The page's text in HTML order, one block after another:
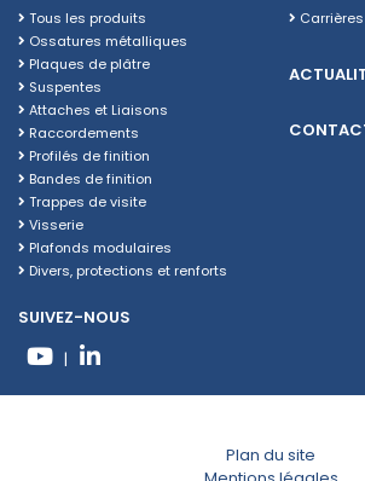
Tous les produits
Ossatures métalliques
Plaques de plâtre
Suspentes
Attaches et Liaisons
Raccordements
Profilés de finition
Bandes de finition
Trappes de visite
Visserie
Plafonds modulaires
Divers, protections et renforts
Carrières
SUIVEZ-NOUS
|
Plan du site